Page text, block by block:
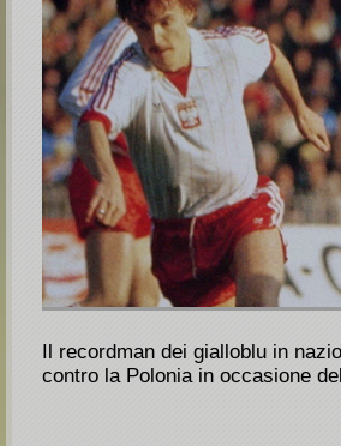
Il recordman dei gialloblu in
contro la Polonia in occasione